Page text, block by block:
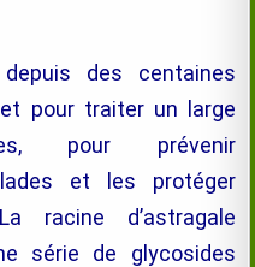
des centaines
pour traiter un large
pour prévenir
et les protéger
racine d’astragale
série de glycosides